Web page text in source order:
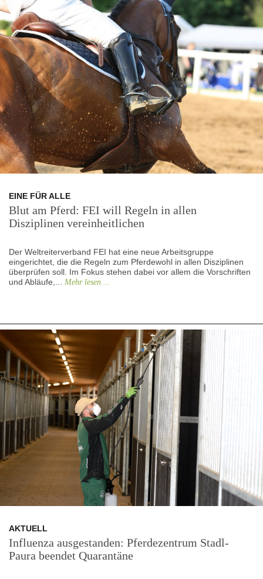
EINE FÜR ALLE
Blut am Pferd: FEI will Regeln in allen
Disziplinen vereinheitlichen
Der Weltreiterverband FEI hat eine neue Arbeitsgruppe
eingerichtet, die die Regeln zum Pferdewohl in allen Disziplinen
überprüfen soll. Im Fokus stehen dabei vor allem die Vorschriften
und Abläufe,... Mehr lesen ...
AKTUELL
Influenza ausgestanden: Pferdezentrum Stadl-
Paura beendet Quarantäne